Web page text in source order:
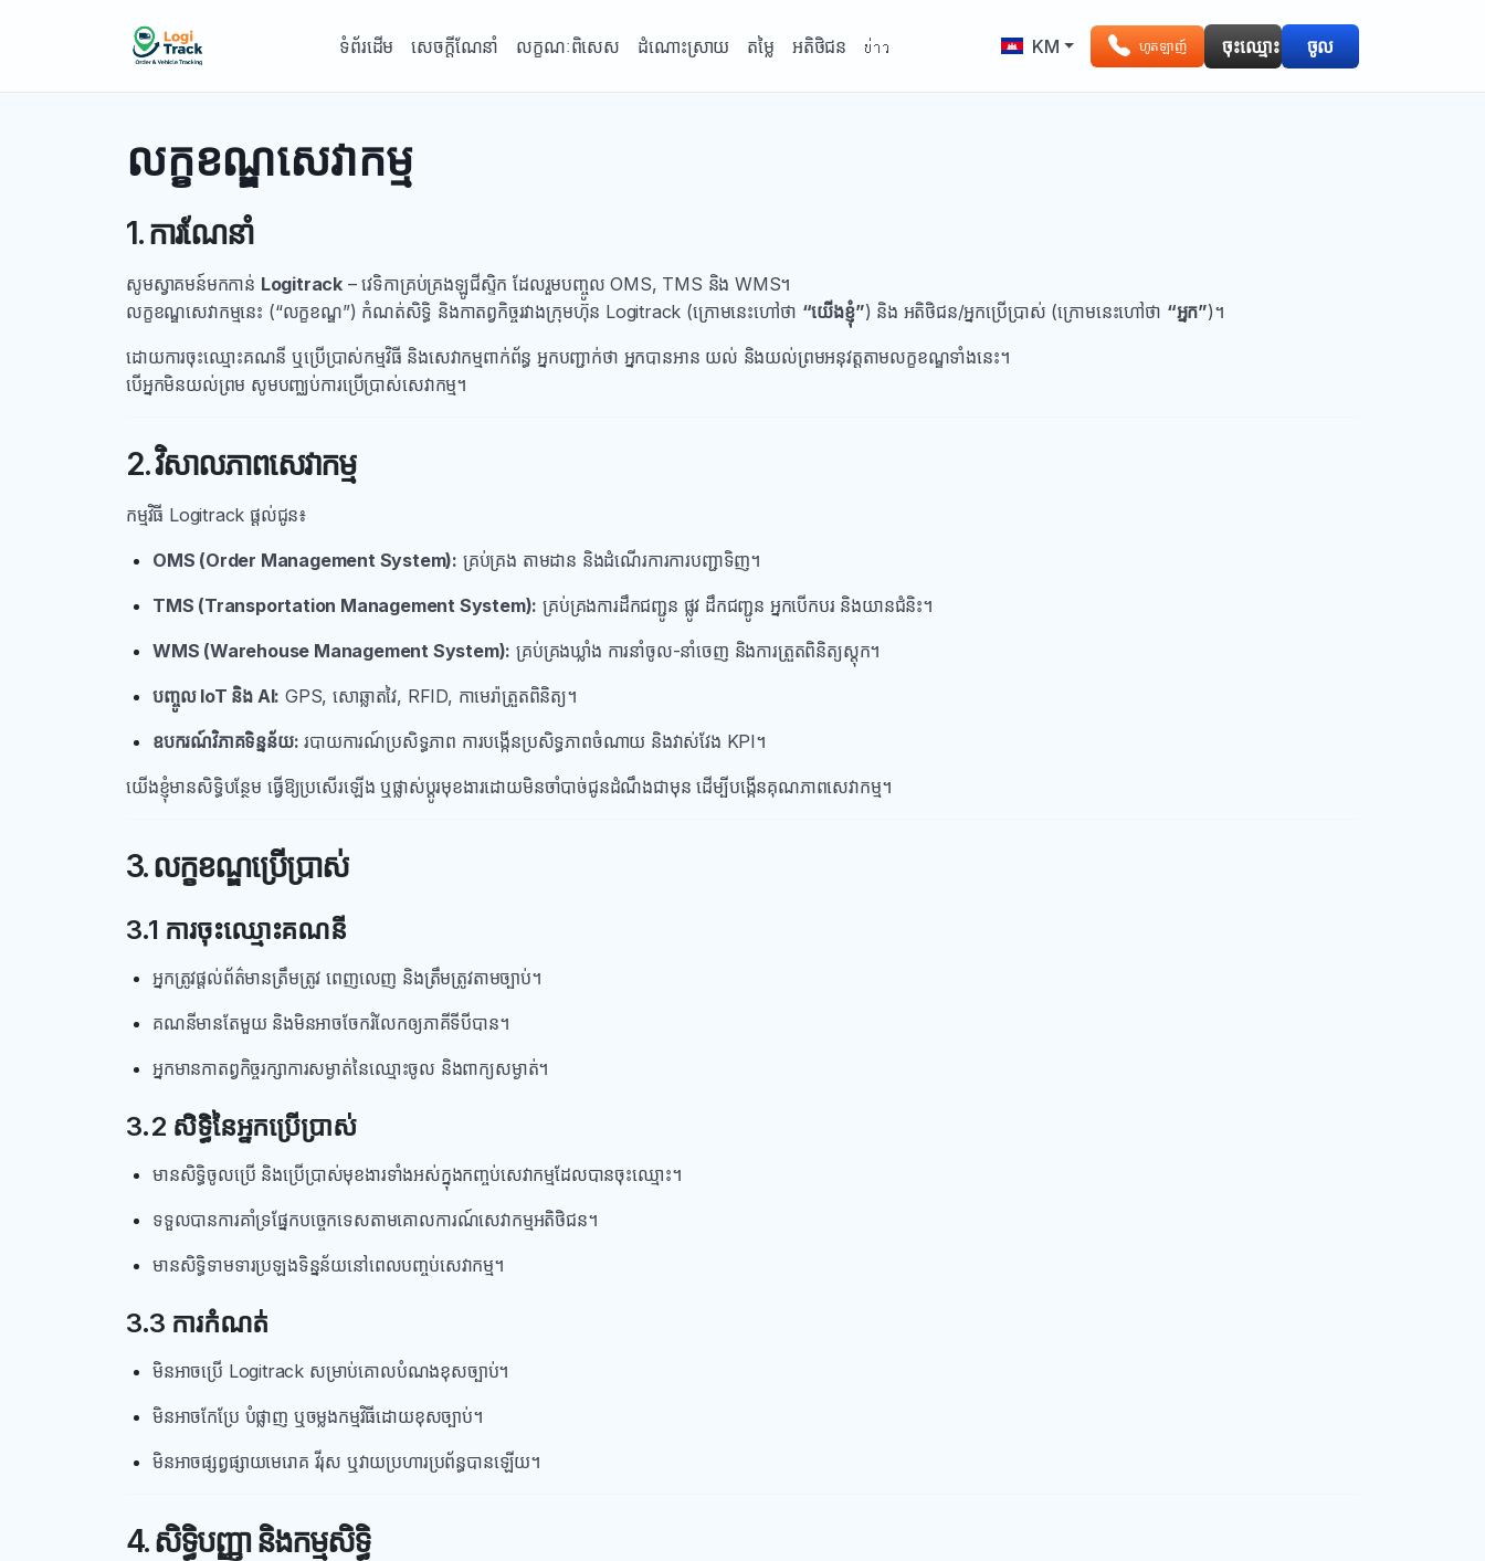
ទំព័រដើម សេចក្តីណែនាំ លក្ខណៈពិសេស ដំណោះស្រាយ តម្លៃ អតិថិជន ข่าว KM ហូតឡាញ៍ ចុះឈ្មោះ ចូល
លក្ខខណ្ឌសេវាកម្ម
1. ការណែនាំ
សូមស្វាគមន៍មកកាន់ Logitrack – វេទិកាគ្រប់គ្រងឡូជីស្ទិក ដែលរួមបញ្ចូល OMS, TMS និង WMS។
លក្ខខណ្ឌសេវាកម្មនេះ (“លក្ខខណ្ឌ”) កំណត់សិទ្ធិ និងកាតព្វកិច្ចរវាងក្រុមហ៊ុន Logitrack (ក្រោមនេះហៅថា “យើងខ្ញុំ”) និង អតិថិជន/អ្នកប្រើប្រាស់ (ក្រោមនេះហៅថា “អ្នក”)។
ដោយការចុះឈ្មោះគណនី ឬប្រើប្រាស់កម្មវិធី និងសេវាកម្មពាក់ព័ន្ធ អ្នកបញ្ជាក់ថា អ្នកបានអាន យល់ និងយល់ព្រមអនុវត្តតាមលក្ខខណ្ឌទាំងនេះ។
បើអ្នកមិនយល់ព្រម សូមបញ្ឈប់ការប្រើប្រាស់សេវាកម្ម។
2. វិសាលភាពសេវាកម្ម
កម្មវិធី Logitrack ផ្តល់ជូន៖
OMS (Order Management System): គ្រប់គ្រង តាមដាន និងដំណើរការការបញ្ជាទិញ។
TMS (Transportation Management System): គ្រប់គ្រងការដឹកជញ្ជូន ផ្លូវ ដឹកជញ្ជូន អ្នកបើកបរ និងយានជំនិះ។
WMS (Warehouse Management System): គ្រប់គ្រងឃ្លាំង ការនាំចូល-នាំចេញ និងការត្រួតពិនិត្យស្តុក។
បញ្ចូល IoT និង AI: GPS, សោឆ្លាតវៃ, RFID, កាមេរ៉ាត្រួតពិនិត្យ។
ឧបករណ៍វិភាគទិន្នន័យ: របាយការណ៍ប្រសិទ្ធភាព ការបង្កើនប្រសិទ្ធភាពចំណាយ និងវាស់វែង KPI។
យើងខ្ញុំមានសិទ្ធិបន្ថែម ធ្វើឱ្យប្រសើរឡើង ឬផ្លាស់ប្តូរមុខងារដោយមិនចាំបាច់ជូនដំណឹងជាមុន ដើម្បីបង្កើនគុណភាពសេវាកម្ម។
3. លក្ខខណ្ឌប្រើប្រាស់
3.1 ការចុះឈ្មោះគណនី
អ្នកត្រូវផ្តល់ព័ត៌មានត្រឹមត្រូវ ពេញលេញ និងត្រឹមត្រូវតាមច្បាប់។
គណនីមានតែមួយ និងមិនអាចចែករំលែកឲ្យភាគីទីបីបាន។
អ្នកមានកាតព្វកិច្ចរក្សាការសម្ងាត់នៃឈ្មោះចូល និងពាក្យសម្ងាត់។
3.2 សិទ្ធិនៃអ្នកប្រើប្រាស់
មានសិទ្ធិចូលប្រើ និងប្រើប្រាស់មុខងារទាំងអស់ក្នុងកញ្ចប់សេវាកម្មដែលបានចុះឈ្មោះ។
ទទួលបានការគាំទ្រផ្នែកបច្ចេកទេសតាមគោលការណ៍សេវាកម្មអតិថិជន។
មានសិទ្ធិទាមទារប្រឡងទិន្នន័យនៅពេលបញ្ចប់សេវាកម្ម។
3.3 ការកំណត់
មិនអាចប្រើ Logitrack សម្រាប់គោលបំណងខុសច្បាប់។
មិនអាចកែប្រែ បំផ្លាញ ឬចម្លងកម្មវិធីដោយខុសច្បាប់។
មិនអាចផ្សព្វផ្សាយមេរោគ វីរុស ឬវាយប្រហារប្រព័ន្ធបានឡើយ។
4. សិទ្ធិបញ្ញា និងកម្មសិទ្ធិ